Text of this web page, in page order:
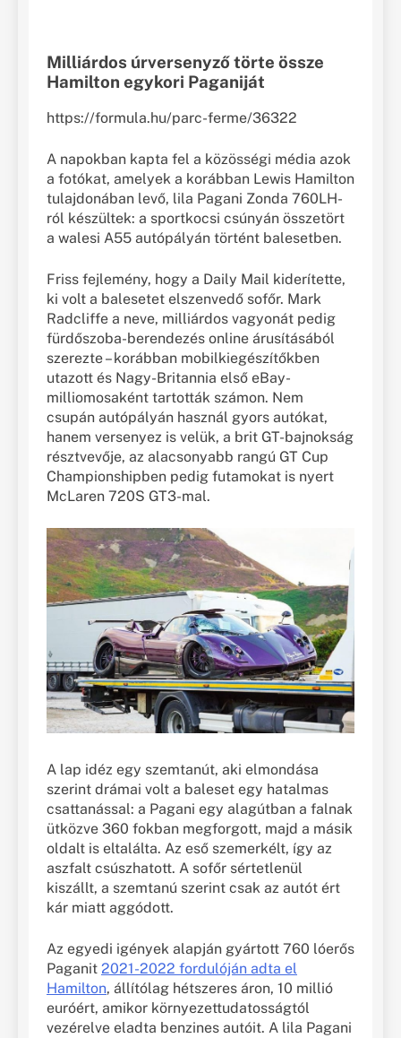
Milliárdos úrversenyző törte össze
Hamilton egykori Paganiját
https://formula.hu/parc-ferme/36322
A napokban kapta fel a közösségi média azok
a fotókat, amelyek a korábban Lewis Hamilton
tulajdonában levő, lila Pagani Zonda 760LH-
ról készültek: a sportkocsi csúnyán összetört
a walesi A55 autópályán történt balesetben.
Friss fejlemény, hogy a Daily Mail kiderítette,
ki volt a balesetet elszenvedő sofőr. Mark
Radcliffe a neve, milliárdos vagyonát pedig
fürdőszoba-berendezés online árusításából
szerezte – korábban mobilkiegészítőkben
utazott és Nagy-Britannia első eBay-
milliomosaként tartották számon. Nem
csupán autópályán használ gyors autókat,
hanem versenyez is velük, a brit GT-bajnokság
résztvevője, az alacsonyabb rangú GT Cup
Championshipben pedig futamokat is nyert
McLaren 720S GT3-mal.
A lap idéz egy szemtanút, aki elmondása
szerint drámai volt a baleset egy hatalmas
csattanással: a Pagani egy alagútban a falnak
ütközve 360 fokban megforgott, majd a másik
oldalt is eltalálta. Az eső szemerkélt, így az
aszfalt csúszhatott. A sofőr sértetlenül
kiszállt, a szemtanú szerint csak az autót ért
kár miatt aggódott.
Az egyedi igények alapján gyártott 760 lóerős
Paganit 2021-2022 fordulóján adta el
Hamilton, állítólag hétszeres áron, 10 millió
euróért, amikor környezettudatosságtól
vezérelve eladta benzines autóit. A lila Pagani